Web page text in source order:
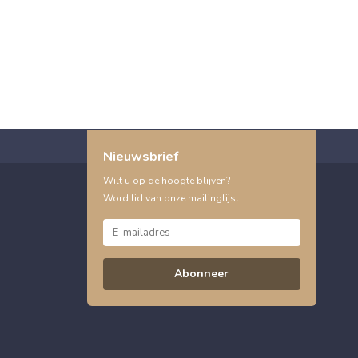
Nieuwsbrief
Wilt u op de hoogte blijven?
Word lid van onze mailinglijst:
Abonneer